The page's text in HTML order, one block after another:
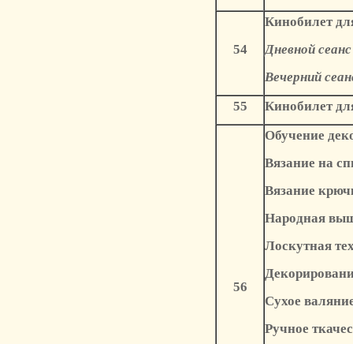
54
Кинобилет
Дневной
Вечерний
55
Кинобилет
56
Обучение
Вязание на
Вязание
Народная
Лоскутная
Сухое
Ручное